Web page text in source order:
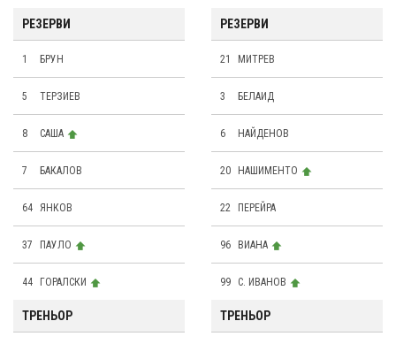
РЕЗЕРВИ
1 БРУН
5 ТЕРЗИЕВ
8 САША
7 БАКАЛОВ
64 ЯНКОВ
37 ПАУЛО
44 ГОРАЛСКИ
РЕЗЕРВИ
21 МИТРЕВ
3 БЕЛАИД
6 НАЙДЕНОВ
20 НАШИМЕНТО
22 ПЕРЕЙРА
96 ВИАНА
99 С. ИВАНОВ
ТРЕНЬОР ТРЕНЬОР